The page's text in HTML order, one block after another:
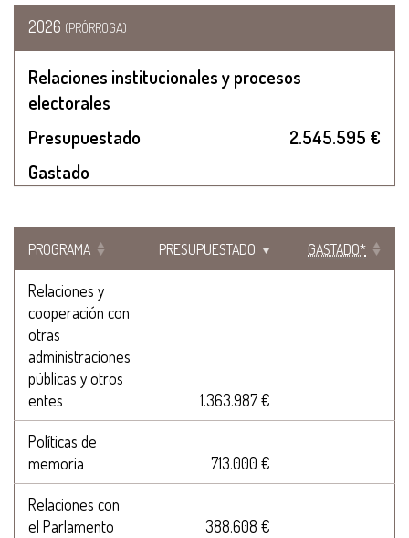
2026 (PRÓRROGA)
Relaciones institucionales y procesos
electorales
Presupuestado
2.545.595 €
Gastado
PROGRAMA PRESUPUESTADO GASTADO*
Relaciones y
cooperación con
otras
administraciones
públicas y otros
entes
1.363.987 €
Políticas de
memoria
713.000 €
Relaciones con
el Parlamento
388.608 €